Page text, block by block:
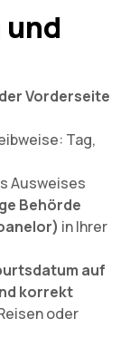
Vorderseite
Tag,
Ausweises
Behörde
in Ihrer
auf
korrekt
oder